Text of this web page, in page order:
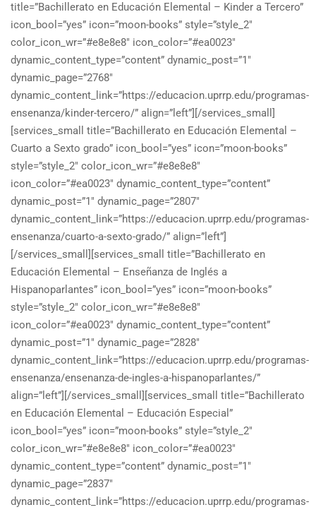
title=”Bachillerato en Educación Elemental – Kinder a Tercero”
icon_bool=”yes” icon=”moon-books” style=”style_2″
color_icon_wr=”#e8e8e8″ icon_color=”#ea0023″
dynamic_content_type=”content” dynamic_post=”1″
dynamic_page=”2768″
dynamic_content_link=”https://educacion.uprrp.edu/programas-
ensenanza/kinder-tercero/” align=”left”][/services_small]
[services_small title=”Bachillerato en Educación Elemental –
Cuarto a Sexto grado” icon_bool=”yes” icon=”moon-books”
style=”style_2″ color_icon_wr=”#e8e8e8″
icon_color=”#ea0023″ dynamic_content_type=”content”
dynamic_post=”1″ dynamic_page=”2807″
dynamic_content_link=”https://educacion.uprrp.edu/programas-
ensenanza/cuarto-a-sexto-grado/” align=”left”]
[/services_small][services_small title=”Bachillerato en
Educación Elemental – Enseñanza de Inglés a
Hispanoparlantes” icon_bool=”yes” icon=”moon-books”
style=”style_2″ color_icon_wr=”#e8e8e8″
icon_color=”#ea0023″ dynamic_content_type=”content”
dynamic_post=”1″ dynamic_page=”2828″
dynamic_content_link=”https://educacion.uprrp.edu/programas-
ensenanza/ensenanza-de-ingles-a-hispanoparlantes/”
align=”left”][/services_small][services_small title=”Bachillerato
en Educación Elemental – Educación Especial”
icon_bool=”yes” icon=”moon-books” style=”style_2″
color_icon_wr=”#e8e8e8″ icon_color=”#ea0023″
dynamic_content_type=”content” dynamic_post=”1″
dynamic_page=”2837″
dynamic_content_link=”https://educacion.uprrp.edu/programas-